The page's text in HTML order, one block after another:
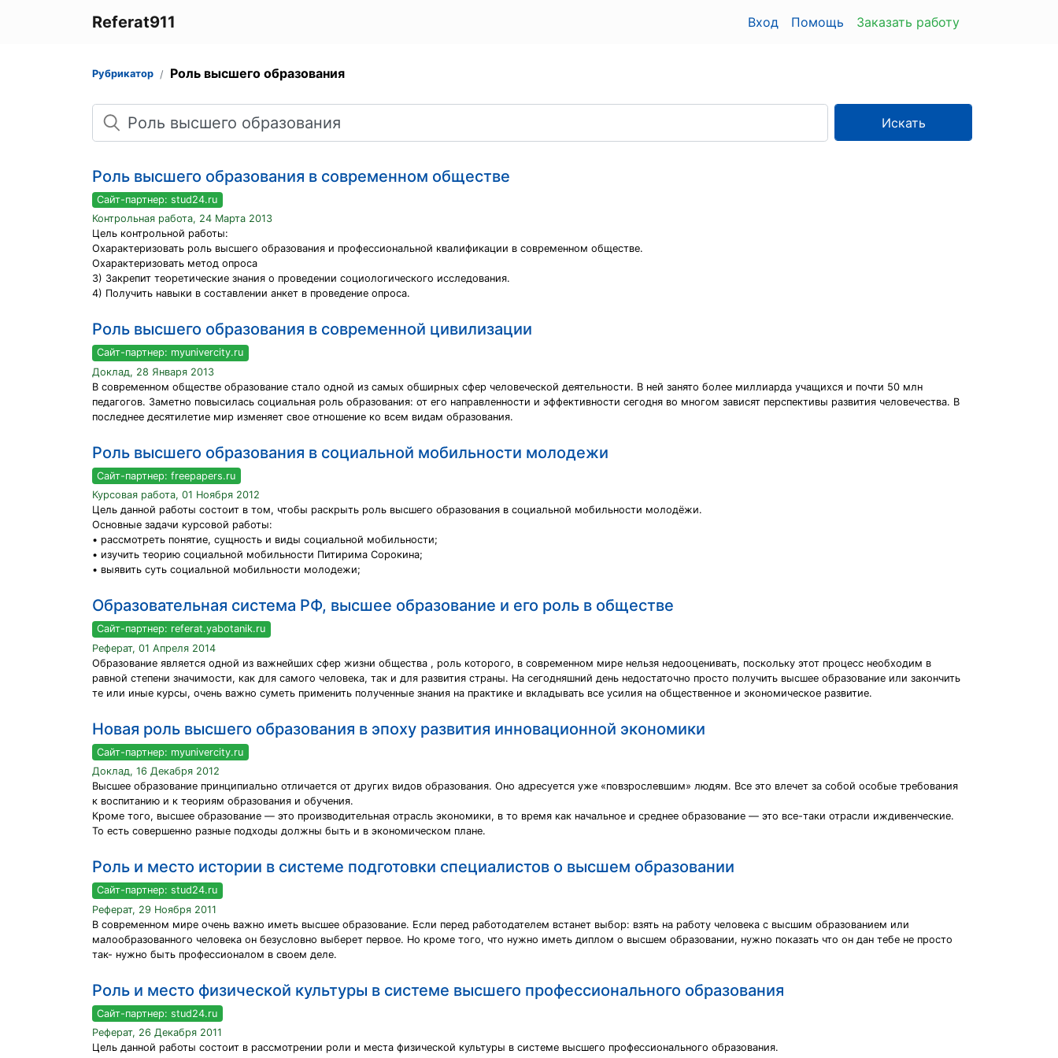
Referat911 Вход Помощь Заказать работу
Рубрикатор Роль высшего образования
Поиск
Искать
Роль высшего образования в современном обществе
Сайт-партнер: stud24.ru
Контрольная работа, 24 Марта 2013
Цель контрольной работы:
Охарактеризовать роль высшего образования и профессиональной квалификации в современном обществе.
Охарактеризовать метод опроса
3) Закрепит теоретические знания о проведении социологического исследования.
4) Получить навыки в составлении анкет в проведение опроса.
Роль высшего образования в современной цивилизации
Сайт-партнер: myunivercity.ru
Доклад, 28 Января 2013
В современном обществе образование стало одной из самых обширных сфер человеческой деятельности. В ней занято более миллиарда учащихся и почти 50 млн
педагогов. Заметно повысилась социальная роль образования: от его направленности и эффективности сегодня во многом зависят перспективы развития человечества. В
последнее десятилетие мир изменяет свое отношение ко всем видам образования.
Роль высшего образования в социальной мобильности молодежи
Сайт-партнер: freepapers.ru
Курсовая работа, 01 Ноября 2012
Цель данной работы состоит в том, чтобы раскрыть роль высшего образования в социальной мобильности молодёжи.
Основные задачи курсовой работы:
• рассмотреть понятие, сущность и виды социальной мобильности;
• изучить теорию социальной мобильности Питирима Сорокина;
• выявить суть социальной мобильности молодежи;
Образовательная система РФ, высшее образование и его роль в обществе
Сайт-партнер: referat.yabotanik.ru
Реферат, 01 Апреля 2014
Образование является одной из важнейших сфер жизни общества , роль которого, в современном мире нельзя недооценивать, поскольку этот процесс необходим в
равной степени значимости, как для самого человека, так и для развития страны. На сегодняшний день недостаточно просто получить высшее образование или закончить
те или иные курсы, очень важно суметь применить полученные знания на практике и вкладывать все усилия на общественное и экономическое развитие.
Новая роль высшего образования в эпоху развития инновационной экономики
Сайт-партнер: myunivercity.ru
Доклад, 16 Декабря 2012
Высшее образование принципиально отличается от других видов образования. Оно адресуется уже «повзрослевшим» людям. Все это влечет за собой особые требования
к воспитанию и к теориям образования и обучения.
Кроме того, высшее образование — это производительная отрасль экономики, в то время как начальное и среднее образование — это все-таки отрасли иждивенческие.
То есть совершенно разные подходы должны быть и в экономическом плане.
Роль и место истории в системе подготовки специалистов о высшем образовании
Сайт-партнер: stud24.ru
Реферат, 29 Ноября 2011
В современном мире очень важно иметь высшее образование. Если перед работодателем встанет выбор: взять на работу человека с высшим образованием или
малообразованного человека он безусловно выберет первое. Но кроме того, что нужно иметь диплом о высшем образовании, нужно показать что он дан тебе не просто
так- нужно быть профессионалом в своем деле.
Роль и место физической культуры в системе высшего профессионального образования
Сайт-партнер: stud24.ru
Реферат, 26 Декабря 2011
Цель данной работы состоит в рассмотрении роли и места физической культуры в системе высшего профессионального образования.